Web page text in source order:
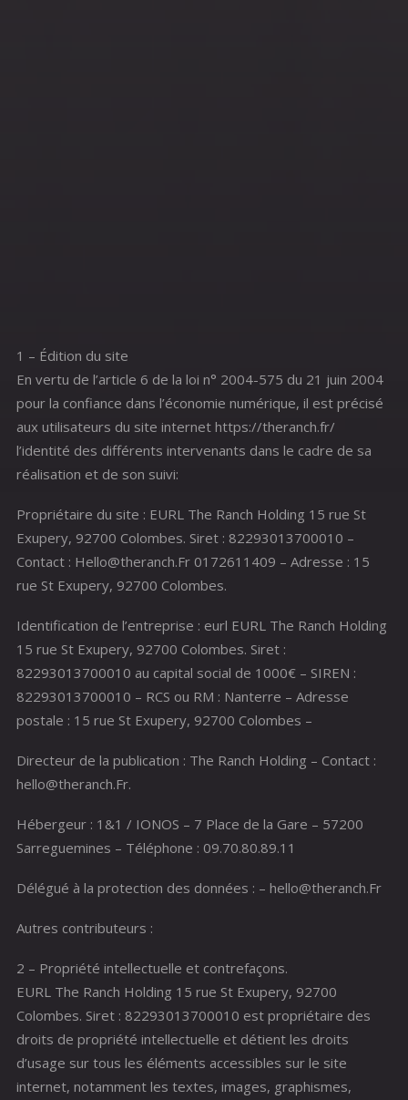
1 – Édition du site
En vertu de l’article 6 de la loi n° 2004-575 du 21 juin 2004
pour la confiance dans l’économie numérique, il est précisé
aux utilisateurs du site internet https://theranch.fr/
l’identité des différents intervenants dans le cadre de sa
réalisation et de son suivi:
Propriétaire du site : EURL The Ranch Holding 15 rue St
Exupery, 92700 Colombes. Siret : 82293013700010 –
Contact : Hello@theranch.Fr 0172611409 – Adresse : 15
rue St Exupery, 92700 Colombes.
Identification de l’entreprise : eurl EURL The Ranch Holding
15 rue St Exupery, 92700 Colombes. Siret :
82293013700010 au capital social de 1000€ – SIREN :
82293013700010 – RCS ou RM : Nanterre – Adresse
postale : 15 rue St Exupery, 92700 Colombes –
Directeur de la publication : The Ranch Holding – Contact :
hello@theranch.Fr.
Hébergeur : 1&1 / IONOS – 7 Place de la Gare – 57200
Sarreguemines – Téléphone : 09.70.80.89.11
Délégué à la protection des données : – hello@theranch.Fr
Autres contributeurs :
2 – Propriété intellectuelle et contrefaçons.
EURL The Ranch Holding 15 rue St Exupery, 92700
Colombes. Siret : 82293013700010 est propriétaire des
droits de propriété intellectuelle et détient les droits
d’usage sur tous les éléments accessibles sur le site
internet, notamment les textes, images, graphismes,